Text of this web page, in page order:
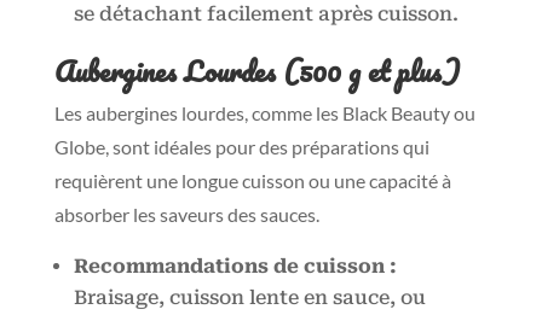
se détachant facilement après cuisson.
Aubergines Lourdes (500 g et plus)
Les aubergines lourdes, comme les Black Beauty ou
Globe, sont idéales pour des préparations qui
requièrent une longue cuisson ou une capacité à
absorber les saveurs des sauces.
Recommandations de cuisson :
Braisage, cuisson lente en sauce, ou